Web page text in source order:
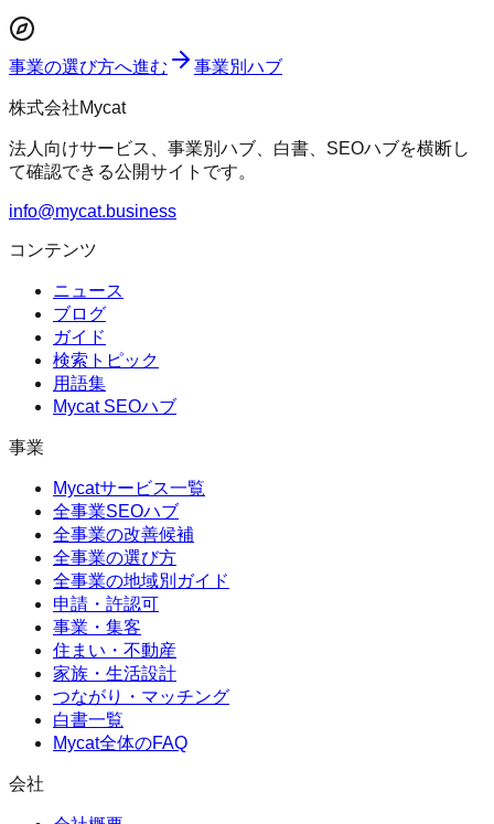
事業の選び方へ進む 事業別ハブ
株式会社Mycat
法人向けサービス、事業別ハブ、白書、SEOハブを横断し
て確認できる公開サイトです。
info@mycat.business
コンテンツ
ニュース
ブログ
ガイド
検索トピック
用語集
Mycat SEOハブ
事業
Mycatサービス一覧
全事業SEOハブ
全事業の改善候補
全事業の選び方
全事業の地域別ガイド
申請・許認可
事業・集客
住まい・不動産
家族・生活設計
つながり・マッチング
白書一覧
Mycat全体のFAQ
会社